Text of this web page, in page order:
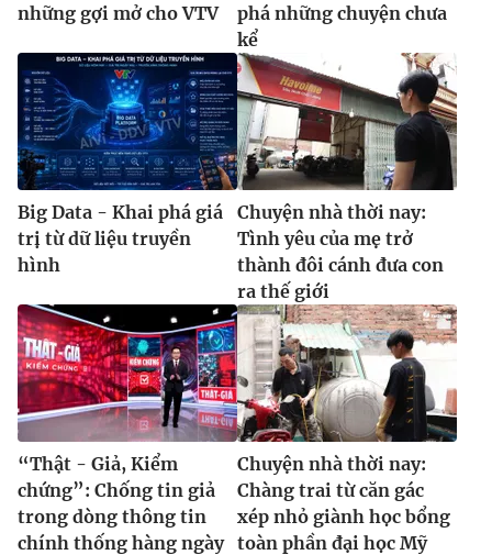
những gợi mở cho VTV
phá những chuyện chưa
kể
Big Data - Khai phá giá
trị từ dữ liệu truyền
hình
Chuyện nhà thời nay:
Tình yêu của mẹ trở
thành đôi cánh đưa con
ra thế giới
“Thật - Giả, Kiểm
chứng”: Chống tin giả
trong dòng thông tin
chính thống hàng ngày
Chuyện nhà thời nay:
Chàng trai từ căn gác
xép nhỏ giành học bổng
toàn phần đại học Mỹ